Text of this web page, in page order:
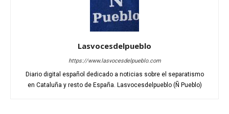
Lasvocesdelpueblo
https://www.lasvocesdelpueblo.com
Diario digital español dedicado a noticias sobre el separatismo
en Cataluña y resto de España. Lasvocesdelpueblo (Ñ Pueblo)